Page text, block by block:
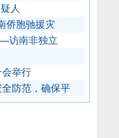
人
侨胞驰援灾
访南非独立
举行
防范，确保平